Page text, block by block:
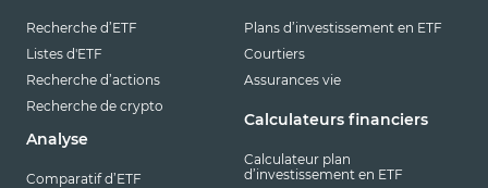
Recherche d’ETF
Listes d'ETF
Recherche d’actions
Recherche de crypto
Analyse
Comparatif d’ETF
Plans d’investissement en ETF
Courtiers
Assurances vie
Calculateurs financiers
Calculateur plan
d’investissement en ETF